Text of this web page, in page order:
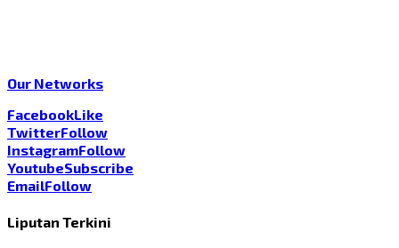
Our Networks
FacebookLike
TwitterFollow
InstagramFollow
YoutubeSubscribe
EmailFollow
Liputan Terkini